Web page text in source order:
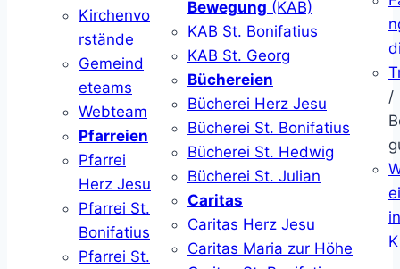
Kirchenvo
rstände
Gemeind
eteams
Webteam
Pfarreien
Pfarrei
Herz Jesu
Pfarrei St.
Bonifatius
Pfarrei St.
Bewegung (KAB)
KAB St. Bonifatius
KAB St. Georg
Büchereien
Bücherei Herz Jesu
Bücherei St. Bonifatius
Bücherei St. Hedwig
Bücherei St. Julian
Caritas
Caritas Herz Jesu
Caritas Maria zur Höhe
/